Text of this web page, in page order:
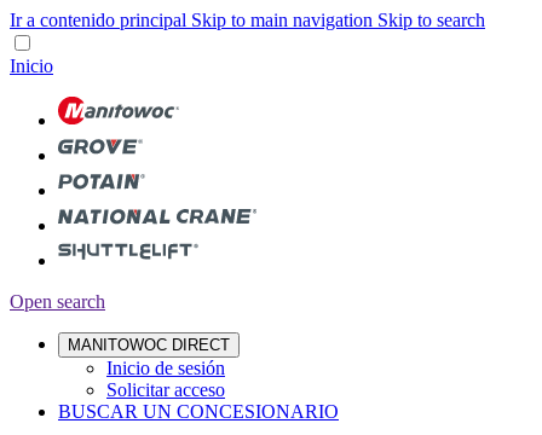
Ir a contenido principal Skip to main navigation Skip to search
Inicio
Open search
MANITOWOC DIRECT
Inicio de sesión
Solicitar acceso
BUSCAR UN CONCESIONARIO